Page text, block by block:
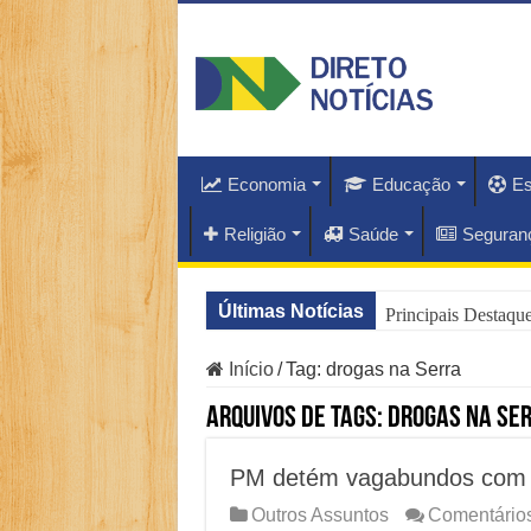
Economia Educação
Religião Saúde
Últimas Notícias Principais
O Que Está Por
Como Resolver a
Copom e Itaú
Início / Tag: drogas na Serra
Arquivos de Tags: drogas na
PM detém vagabundos
Outros Assuntos